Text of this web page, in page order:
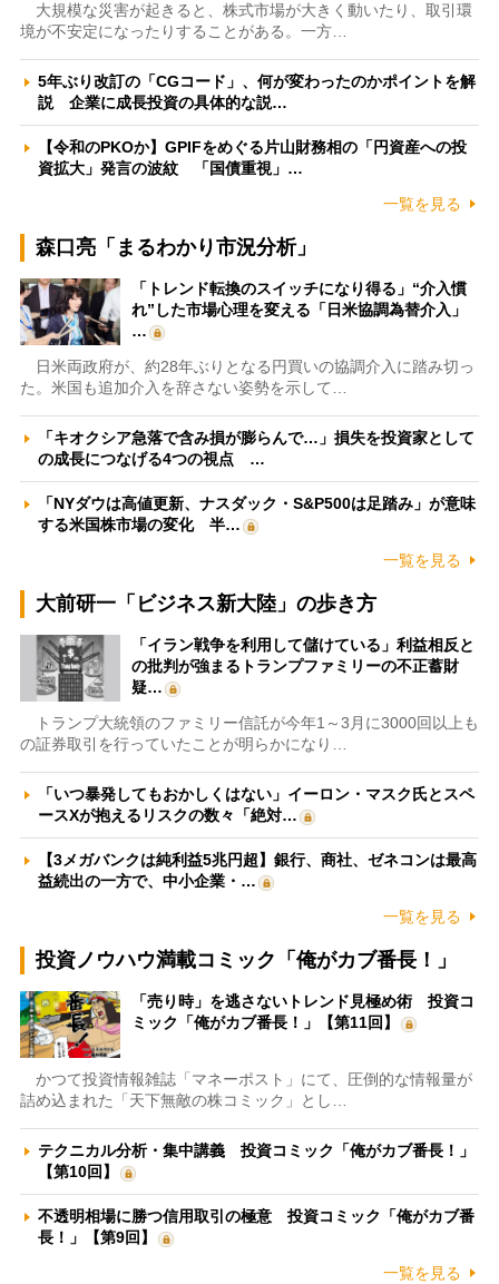
大規模な災害が起きると、株式市場が大きく動いたり、取引環
境が不安定になったりすることがある。一方…
5年ぶり改訂の「CGコード」、何が変わったのかポイントを解
説 企業に成長投資の具体的な説…
【令和のPKOか】GPIFをめぐる片山財務相の「円資産への投
資拡大」発言の波紋 「国債重視」…
一覧を見る
森口亮「まるわかり市況分析」
「トレンド転換のスイッチになり得る」“介入慣
れ”した市場心理を変える「日米協調為替介入」
…
日米両政府が、約28年ぶりとなる円買いの協調介入に踏み切っ
た。米国も追加介入を辞さない姿勢を示して…
「キオクシア急落で含み損が膨らんで…」損失を投資家として
の成長につなげる4つの視点 …
「NYダウは高値更新、ナスダック・S&P500は足踏み」が意味
する米国株市場の変化 半…
一覧を見る
大前研一「ビジネス新大陸」の歩き方
「イラン戦争を利用して儲けている」利益相反と
の批判が強まるトランプファミリーの不正蓄財
疑…
トランプ大統領のファミリー信託が今年1～3月に3000回以上も
の証券取引を行っていたことが明らかになり…
「いつ暴発してもおかしくはない」イーロン・マスク氏とスペ
ースXが抱えるリスクの数々「絶対…
【3メガバンクは純利益5兆円超】銀行、商社、ゼネコンは最高
益続出の一方で、中小企業・…
一覧を見る
投資ノウハウ満載コミック「俺がカブ番長！」
「売り時」を逃さないトレンド見極め術 投資コ
ミック「俺がカブ番長！」【第11回】
かつて投資情報雑誌「マネーポスト」にて、圧倒的な情報量が
詰め込まれた「天下無敵の株コミック」とし…
テクニカル分析・集中講義 投資コミック「俺がカブ番長！」
【第10回】
不透明相場に勝つ信用取引の極意 投資コミック「俺がカブ番
長！」【第9回】
一覧を見る